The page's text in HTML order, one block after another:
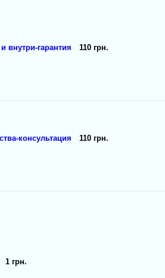
гарантия 110 грн.
консультация 110 грн.
1 грн.